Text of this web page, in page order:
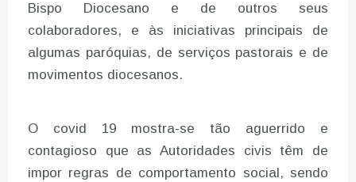
Bispo Diocesano e de outros seus
colaboradores, e às iniciativas principais de
algumas paróquias, de serviços pastorais e de
movimentos diocesanos.
O covid 19 mostra-se tão aguerrido e
contagioso que as Autoridades civis têm de
impor regras de comportamento social, sendo